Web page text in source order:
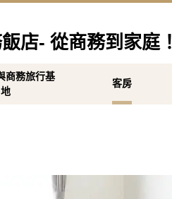
店- 從商務到家庭！
商務旅行基
地
客房